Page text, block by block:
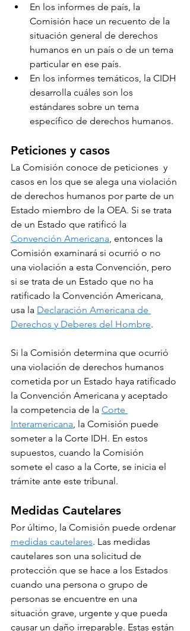
En los informes de país, la
Comisión hace un recuento de la
situación general de derechos
humanos en un país o de un tema
particular en ese país.
En los informes temáticos, la CIDH
desarrolla cuáles son los
estándares sobre un tema
específico de derechos humanos.
Peticiones y casos
La Comisión conoce de peticiones  y
casos en los que se alega una violación
de derechos humanos por parte de un
Estado miembro de la OEA. Si se trata
de un Estado que ratificó la
Convención Americana , entonces la
Comisión examinará si ocurrió o no
una violación a esta Convención, pero
si se trata de un Estado que no ha
ratificado la Convención Americana,
usa la Declaración Americana de
Derechos y Deberes del Hombre.
Si la Comisión determina que ocurrió
una violación de derechos humanos
cometida por un Estado haya ratificado
la Convención Americana y aceptado
la competencia de la Corte
Interamericana , la Comisión puede
someter a la Corte IDH. En estos
supuestos, cuando la Comisión
somete el caso a la Corte, se inicia el
trámite ante este tribunal.
Medidas Cautelares
Por último, la Comisión puede ordenar
medidas cautelares. Las medidas
cautelares son una solicitud de
protección que se hace a los Estados
cuando una persona o grupo de
personas se encuentre en una
situación grave, urgente y que pueda
causar un daño irreparable. Estas están